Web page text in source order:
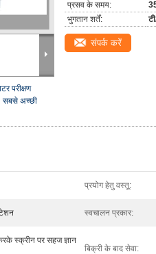
परीक्षण
सबसे अच्छी
प्रसव के समय:
भुगतान शर्तें:
संपर्क करें
प्रयोग हेतु वस्तू:
स्वचालन प्रकार:
स्क्रीन पर सहज ज्ञान
बिक्री के बाद सेवा: